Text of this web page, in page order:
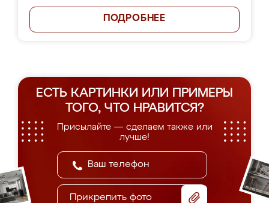
ПОДРОБНЕЕ
ЕСТЬ КАРТИНКИ ИЛИ ПРИМЕРЫ
ТОГО, ЧТО НРАВИТСЯ?
Присылайте — сделаем также или
лучше!
Прикрепить фото